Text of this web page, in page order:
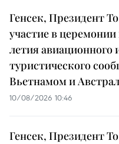
Генсек, Президент
участие в церемонии
летия авиационного
туристического
Вьетнамом и
10/08/2026 10:46
Генсек, Президент